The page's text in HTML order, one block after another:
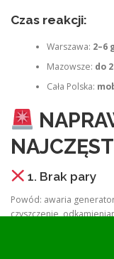
Czas reakcji:
Warszawa: 2–6
Mazowsze: do
Cała Polska:
1. Brak pary
Powód: awaria
czyszczenie,
2. Zbyt niska